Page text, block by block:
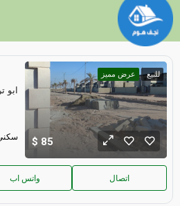
للبيع عرض مميز
85
ابو
واتس اب اتصال